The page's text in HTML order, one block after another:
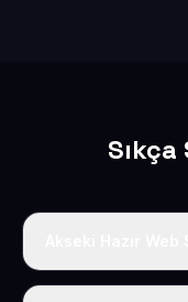
Tek fiyat uygulanır: